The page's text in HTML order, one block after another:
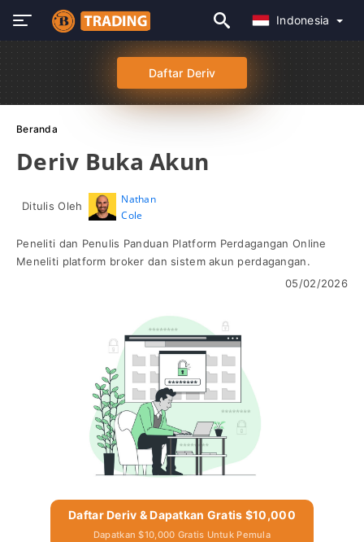
Indonesia
Daftar Deriv
Beranda
Deriv Buka Akun
Ditulis Oleh
Nathan
Cole
Peneliti dan Penulis Panduan Platform Perdagangan Online
Meneliti platform broker dan sistem akun perdagangan.
05/02/2026
Daftar Deriv & Dapatkan Gratis $10,000
Dapatkan $10,000 Gratis Untuk Pemula